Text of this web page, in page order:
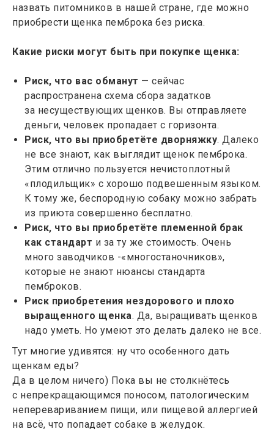
назвать питомников в нашей стране, где можно
приобрести щенка пемброка без риска.
Какие риски могут быть при покупке щенка:
Риск, что вас обманут — сейчас
распространена схема сбора задатков
за несуществующих щенков. Вы отправляете
деньги, человек пропадает с горизонта.
Риск, что вы приобретёте дворняжку. Далеко
не все знают, как выглядит щенок пемброка.
Этим отлично пользуется нечистоплотный
«плодильщик» с хорошо подвешенным языком.
К тому же, беспородную собаку можно забрать
из приюта совершенно бесплатно.
Риск, что вы приобретёте племенной брак
как стандарт и за ту же стоимость. Очень
много заводчиков -«многостаночников»,
которые не знают нюансы стандарта
пемброков.
Риск приобретения нездорового и плохо
выращенного щенка. Да, выращивать щенков
надо уметь. Но умеют это делать далеко не все.
Тут многие удивятся: ну что особенного дать
щенкам еды?
Да в целом ничего) Пока вы не столкнётесь
с непрекращающимся поносом, патологическим
неперевариванием пищи, или пищевой аллергией
на всё, что попадает собаке в желудок.